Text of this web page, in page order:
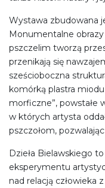
Wystawa zbudowana
Monumentalne
pszczelim tworzą
przenikają się
sześcioboczna
komórką plastra
morficzne”, powstałe
w których artysta
pszczołom,
Dzieła Bielawskiego
eksperymentu
nad relacją człowieka